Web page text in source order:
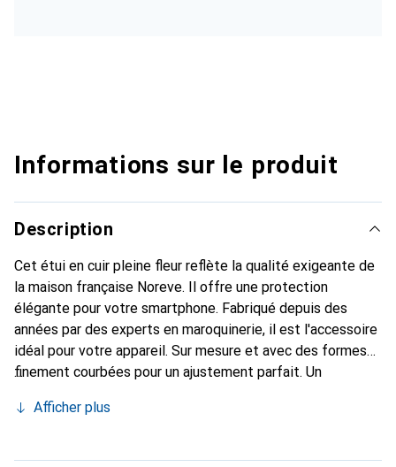
Informations sur le produit
Description
Cet étui en cuir pleine fleur reflète la qualité exigeante de
la maison française Noreve. Il offre une protection
élégante pour votre smartphone. Fabriqué depuis des
années par des experts en maroquinerie, il est l'accessoire
idéal pour votre appareil. Sur mesure et avec des formes
finement courbées pour un ajustement parfait. Un
smartphone. La marque Noreve est reconnue
reste toujours un excellent choix pour le client exigeant.
Afficher plus